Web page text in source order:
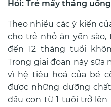
Hỏi: Trẻ mấy tháng
Theo nhiều các ý kiến
cho trẻ nhỏ ăn yến
đến 12 tháng tuổi
Trong giai đoạn này
vì hệ tiêu hoá của bé
được những dưỡng
đầu con từ 1 tuổi trở